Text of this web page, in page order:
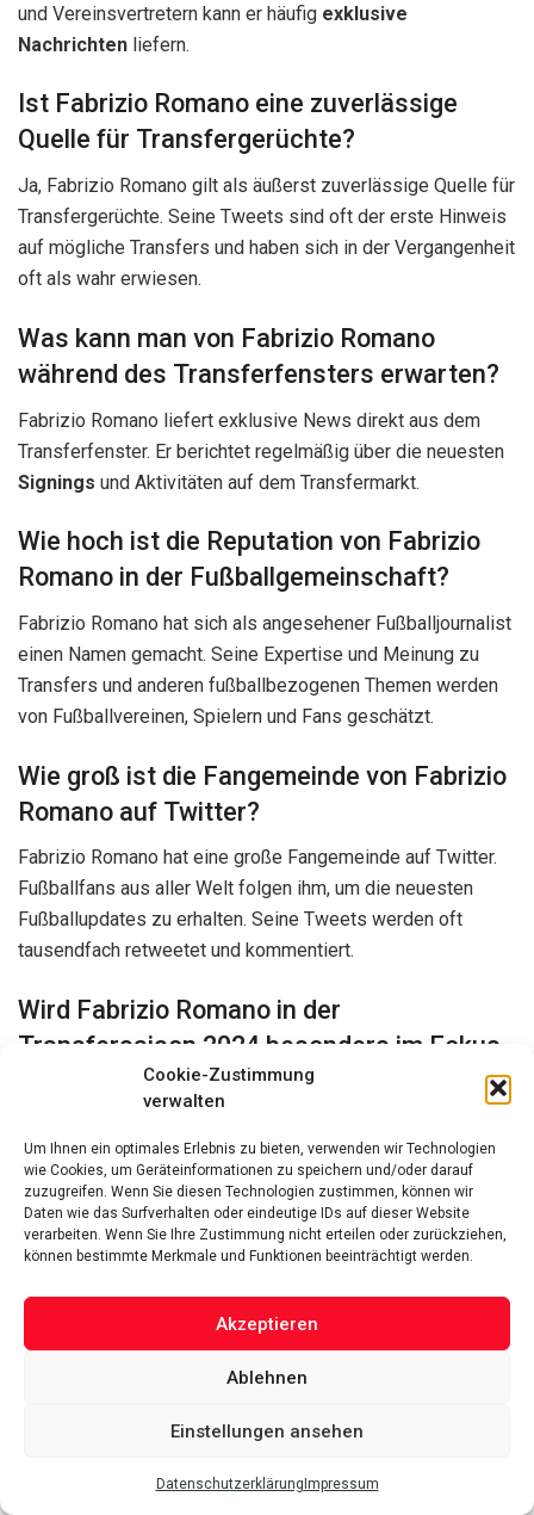
Cookie-Zustimmung
verwalten
Um Ihnen ein optimales Erlebnis zu bieten, verwenden wir Technologien
wie Cookies, um Geräteinformationen zu speichern und/oder darauf
zuzugreifen. Wenn Sie diesen Technologien zustimmen, können wir
Daten wie das Surfverhalten oder eindeutige IDs auf dieser Website
verarbeiten. Wenn Sie Ihre Zustimmung nicht erteilen oder zurückziehen,
können bestimmte Merkmale und Funktionen beeinträchtigt werden.
Akzeptieren
Ablehnen
Einstellungen ansehen
Datenschutzerklärung Impressum
und Vereinsvertretern kann er häufig exklusive
Nachrichten liefern.
Ist Fabrizio Romano eine zuverlässige
Quelle für Transfergerüchte?
Ja, Fabrizio Romano gilt als äußerst zuverlässige Quelle für
Transfergerüchte. Seine Tweets sind oft der erste Hinweis
auf mögliche Transfers und haben sich in der Vergangenheit
oft als wahr erwiesen.
Was kann man von Fabrizio Romano
während des Transferfensters erwarten?
Fabrizio Romano liefert exklusive News direkt aus dem
Transferfenster. Er berichtet regelmäßig über die neuesten
Signings und Aktivitäten auf dem Transfermarkt.
Wie hoch ist die Reputation von Fabrizio
Romano in der Fußballgemeinschaft?
Fabrizio Romano hat sich als angesehener Fußballjournalist
einen Namen gemacht. Seine Expertise und Meinung zu
Transfers und anderen fußballbezogenen Themen werden
von Fußballvereinen, Spielern und Fans geschätzt.
Wie groß ist die Fangemeinde von Fabrizio
Romano auf Twitter?
Fabrizio Romano hat eine große Fangemeinde auf Twitter.
Fußballfans aus aller Welt folgen ihm, um die neuesten
Fußballupdates zu erhalten. Seine Tweets werden oft
tausendfach retweetet und kommentiert.
Wird Fabrizio Romano in der
Transfersaison 2024 besonders im Fokus
Romano regelmäßig Updates zu den neuesten Transfers
und Verhandlungen liefert. Seine exklusiven News und
Transfergerüchte sind in dieser Zeit besonders von
Interesse.
Wie beleuchtet Fabrizio Romano die
aktuellen Fußballgerüchte?
Transfers und analysiert die Entwicklungen auf dem
Hintergründe der Transfergerüchte und bewertet ihre